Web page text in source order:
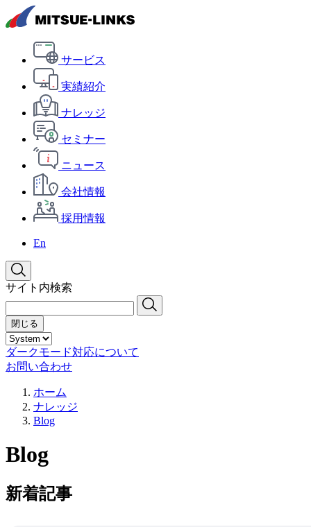
サービス
実績紹介
ナレッジ
セミナー
ニュース
会社情報
採用情報
En
サイト内検索
閉じる
ダークモード対応について
お問い合わせ
ホーム
ナレッジ
Blog
Blog
新着記事